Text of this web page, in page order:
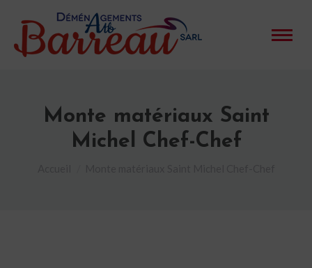
Monte matériaux Saint
Michel Chef-Chef